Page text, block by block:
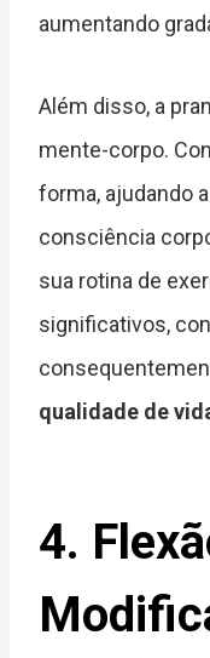
aumentando
Além disso, a
mente-corpo.
forma, ajudando
consciência
sua rotina de
significativos,
qualidade de
4.